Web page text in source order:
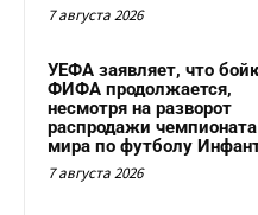
7 августа 2026
УЕФА заявляет, что
ФИФА продолжается,
несмотря на разворот
распродажи чемпионата
мира по футболу
7 августа 2026